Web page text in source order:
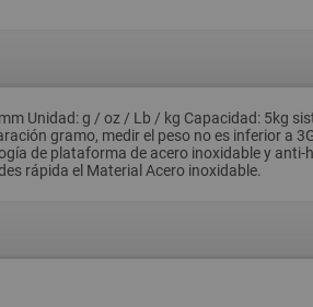
Unidad: g / oz / Lb / kg Capacidad: 5kg
gramo, medir el peso no es inferior a
de plataforma de acero inoxidable y
rápida el Material Acero inoxidable.